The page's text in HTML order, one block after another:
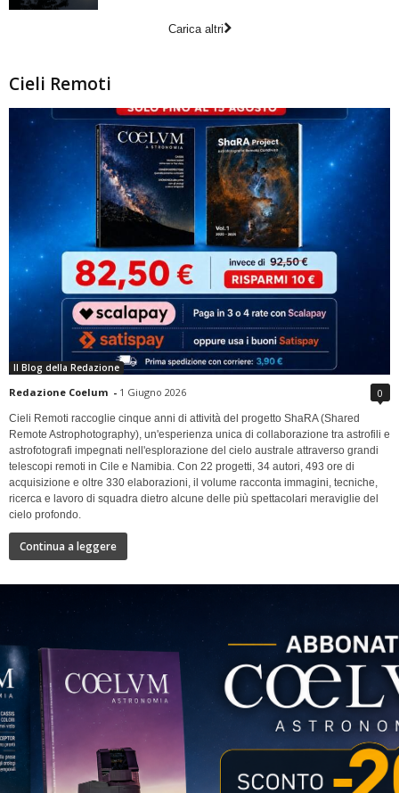
Carica altri
Cieli Remoti
Il Blog della Redazione
Redazione Coelum - 1 Giugno 2026 0
Cieli Remoti raccoglie cinque anni di attività del progetto ShaRA (Shared
Remote Astrophotography), un'esperienza unica di collaborazione tra astrofili e
astrofotografi impegnati nell'esplorazione del cielo australe attraverso grandi
telescopi remoti in Cile e Namibia. Con 22 progetti, 34 autori, 493 ore di
acquisizione e oltre 330 elaborazioni, il volume racconta immagini, tecniche,
ricerca e lavoro di squadra dietro alcune delle più spettacolari meraviglie del
cielo profondo.
Continua a leggere